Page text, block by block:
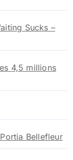
Sucks –
4,5 millions
Bellefleur